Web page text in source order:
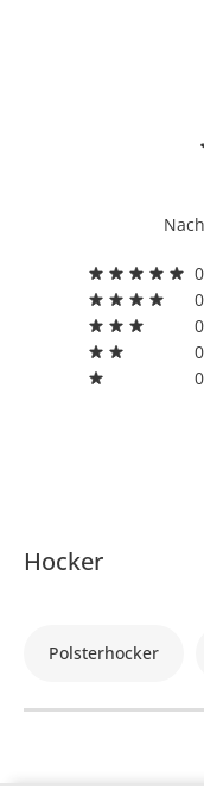
0
0
0
0
0
Hocker
Polsterhocker